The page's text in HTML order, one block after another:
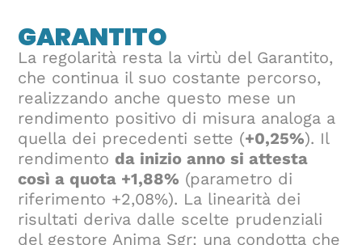
GARANTITO
La regolarità resta la virtù del Garantito,
che continua il suo costante percorso,
realizzando anche questo mese un
rendimento positivo di misura analoga a
quella dei precedenti sette (+0,25%). Il
rendimento da inizio anno si attesta
così a quota +1,88% (parametro di
riferimento +2,08%). La linearità dei
risultati deriva dalle scelte prudenziali
del gestore Anima Sgr: una condotta che